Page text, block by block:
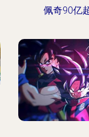
佩奇90亿